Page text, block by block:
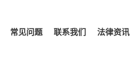
常见问题 联系我们 法律资讯